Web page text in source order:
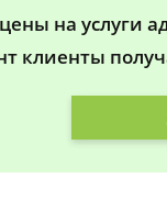
на услуги
клиенты